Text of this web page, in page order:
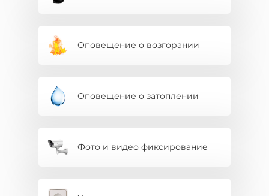
Оповещение о возгорании
Оповещение о затоплении
Фото и видео фиксирование